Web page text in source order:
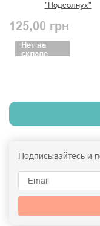
"Подсолнух"
125,00 грн
Нет на
складе
Подписывайтесь и